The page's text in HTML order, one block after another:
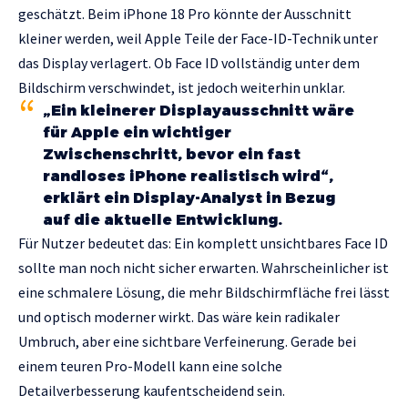
geschätzt. Beim iPhone 18 Pro könnte der Ausschnitt
kleiner werden, weil Apple Teile der Face-ID-Technik unter
das Display verlagert. Ob Face ID vollständig unter dem
Bildschirm verschwindet, ist jedoch weiterhin unklar.
„Ein kleinerer Displayausschnitt wäre
für Apple ein wichtiger
Zwischenschritt, bevor ein fast
randloses iPhone realistisch wird“,
erklärt ein Display-Analyst in Bezug
auf die aktuelle Entwicklung.
Für Nutzer bedeutet das: Ein komplett unsichtbares Face ID
sollte man noch nicht sicher erwarten. Wahrscheinlicher ist
eine schmalere Lösung, die mehr Bildschirmfläche frei lässt
und optisch moderner wirkt. Das wäre kein radikaler
Umbruch, aber eine sichtbare Verfeinerung. Gerade bei
einem teuren Pro-Modell kann eine solche
Detailverbesserung kaufentscheidend sein.